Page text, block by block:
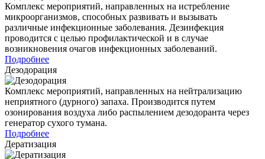
Комплекс мероприятий, направленных на истребление
микроорганизмов, способных развивать и вызывать
различные инфекционные заболевания. Дезинфекция
проводится с целью профилактической и в случае
возникновения очагов инфекционных заболеваний.
Подробнее
Дезодорация
Комплекс мероприятий, направленных на нейтрализацию
неприятного (дурного) запаха. Производится путем
озонирования воздуха либо распылением дезодоранта через
генератор сухого тумана.
Подробнее
Дератизация